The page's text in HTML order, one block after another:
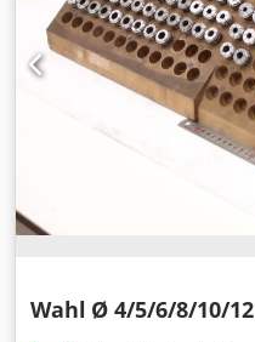
Wahl Ø 4/5/6/8/10/